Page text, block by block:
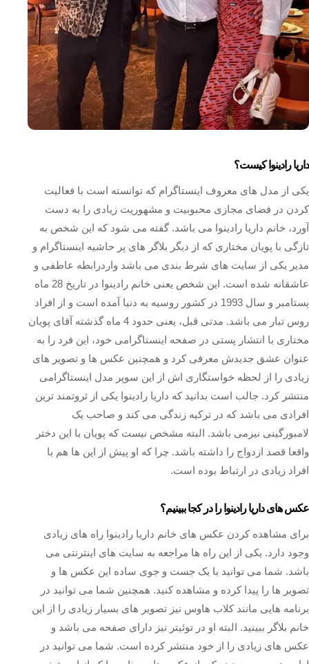
داریا رادینوا کیست؟
یکی از مدل های معروف اینستاگرام که توانسته است با فعالیت
کردن در فضای مجازی محبوبیت و مشهوریت زیادی را به دست
آورد، خانم داریا رادینوا می باشد. گفته می شود که این شخص به
تازگی با پویان مختاری که از دیگر بلاگر های پر حاشیه اینستاگرام و
مدیر یکی از سایت های شرط بندی می باشد واردرابطه عاطفی و
عاشقانه شده است. این شخص یعنی خانم رادینوا در تاریخ 28 ماه
پستامبر و سال 1993 در کشور روسیه به دنیا آمده است و از افراد
روس تبار می باشد. مدتی قبل، یعنی حدود 4 ماه گذشته آقای پویان
مختاری با انتشار پستی در صفحه اینستاگرامی خود، این فرد را به
عنوان عشق جدیدش معرفی کرد و همچنین عکس ها و تصویر های
زیادی را از لحظه خواستگاری اش از این سوپر مدل اینستاگرامی
منتشر کرد. جالب است بدانید که داریا رادینوا یکی از ثروتمند ترین
افرادی می باشد که در ترکیه زندگی می کند و صاحب یک
لامبورگینی نیزمی باشد. البته مشخص نیست که پویان با این دختر
واقعا قصد ازدواج را داشته باشد. چرا که او پیش از این ها هم با
افراد زیادی در ارتباط بوده است.
عکس های داریا رادینوا را در کجا ببینیم؟
برای مشاهده کردن عکس های خانم داریا رادینوا راه های زیادی
وجود دارد. یکی از این راه ها مراجعه به سایت های اینترنتی می
باشد. شما می توانید با یک جست و جوی ساده این عکس ها و
تصویر ها را پیدا کرده و مشاهده کنید. همچنین شما می توانید در
برنامه هایی مانند کلاب هاوس نیز تصویر های بسیار زیادی را از این
خانم بلاگر ببینید. البته او در توئیتر نیز دارای صفحه می باشد و
عکس های زیادی را از خود منتشر کرده است. شما می توانید در